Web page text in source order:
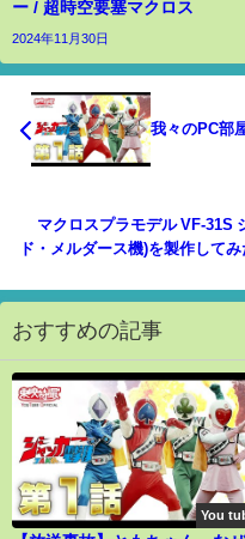
ー / 超時空要塞マクロス
2024年11月30日
我々のPC部
マクロスプラモデル VF-31S
ド・メルダース機)を製作してみ
おすすめの記事
You